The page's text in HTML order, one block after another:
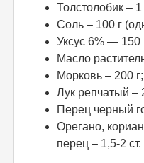
Толстолобик – 1
Соль – 100 г
Уксус 6% — 150
Масло
Морковь – 200 г;
Лук репчатый –
Перец черный
Орегано,
перец – 1,5-2